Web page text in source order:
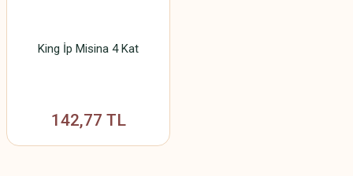
King İp Misina 4 Kat
142,77 TL